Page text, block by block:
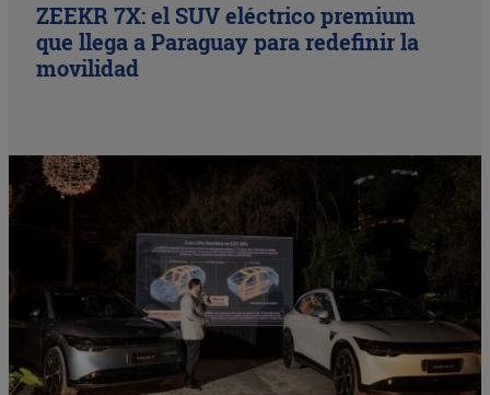
ZEEKR 7X: el SUV eléctrico premium
que llega a Paraguay para redefinir la
movilidad